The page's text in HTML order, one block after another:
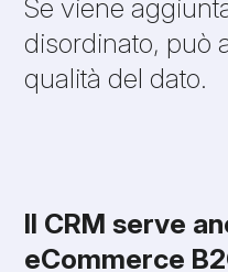
Se viene
disordinato, può
qualità del dato.
Il CRM serve
eCommerce